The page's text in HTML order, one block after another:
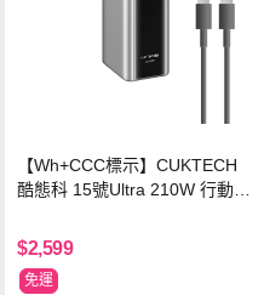
【Wh+CCC標示】CUKTECH
酷態科 15號Ultra 210W 行動電
$2,599
免運